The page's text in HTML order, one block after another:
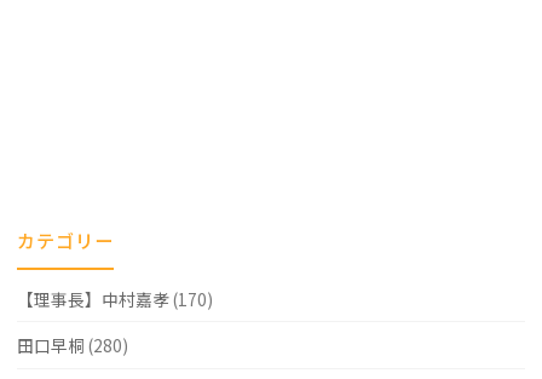
カテゴリー
【理事長】中村嘉孝(170)
田口早桐 (280)